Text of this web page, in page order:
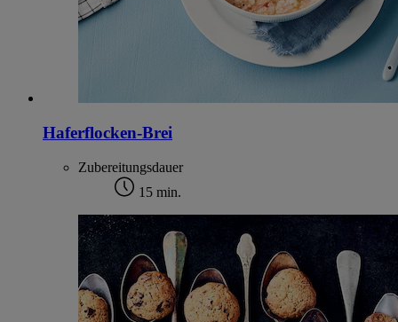
Haferflocken-Brei
Zubereitungsdauer
15 min.